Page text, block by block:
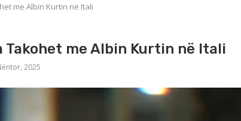
me Albin Kurtin në Itali
Takohet me Albin Kurtin në Itali
2025